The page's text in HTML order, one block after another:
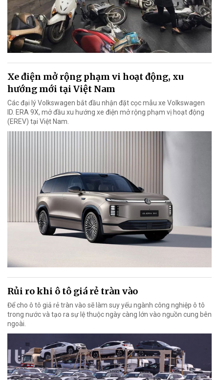
Xe điện mở rộng phạm vi hoạt động, xu
hướng mới tại Việt Nam
Các đại lý Volkswagen bắt đầu nhận đặt cọc mẫu xe Volkswagen
ID. ERA 9X, mở đầu xu hướng xe điện mở rộng phạm vị hoạt động
(EREV) tại Việt Nam.
Rủi ro khi ô tô giá rẻ tràn vào
Để cho ô tô giả rẻ tràn vào sẽ làm suy yếu ngành công nghiệp ô tô
trong nước và tạo ra sự lệ thuộc ngày càng lớn vào nguồn cung bên
ngoài.